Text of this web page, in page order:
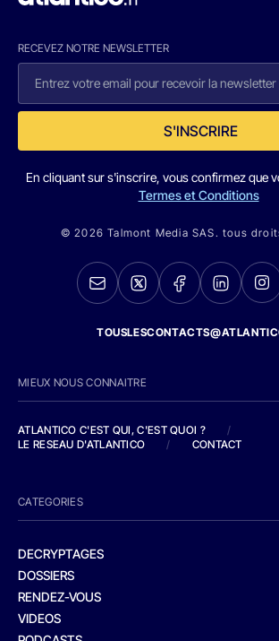
RECEVEZ NOTRE NEWSLETTER
S'INSCRIRE
En cliquant sur s'inscrire, vous confirmez que
Termes et Conditions
© 2026 Talmont Media SAS. tous
MIEUX NOUS CONNAITRE
ATLANTICO C'EST QUI, C'EST QUOI ?
/
LE RESEAU D'ATLANTICO
/ CONTACT
CATEGORIES
DECRYPTAGES
DOSSIERS
RENDEZ-VOUS
VIDEOS